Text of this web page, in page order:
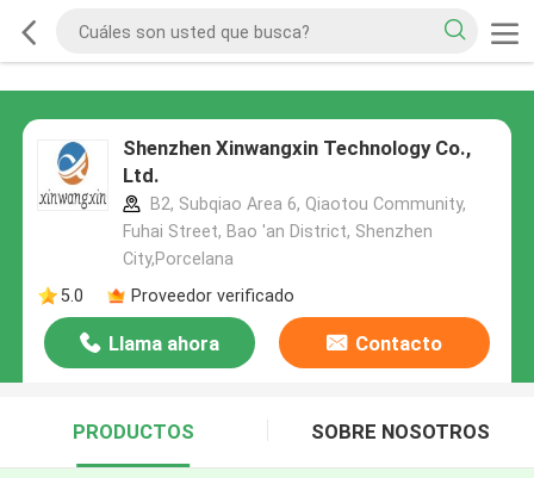
Shenzhen Xinwangxin Technology Co.,
Ltd.
B2, Subqiao Area 6, Qiaotou Community,
Fuhai Street, Bao 'an District, Shenzhen
City,Porcelana
5.0
Proveedor verificado
Llama ahora Contacto
PRODUCTOS SOBRE NOSOTROS